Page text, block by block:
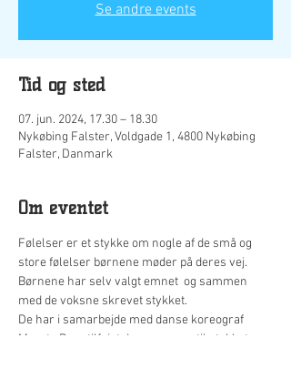
Se andre events
Tid og sted
07. jun. 2024, 17.30 – 18.30
Nykøbing Falster, Voldgade 1, 4800 Nykøbing
Falster, Danmark
Om eventet
Følelser er et stykke om nogle af de små og
store følelser børnene møder på deres vej.
Børnene har selv valgt emnet  og sammen
med de voksne skrevet stykket.
De har i samarbejde med danse koreograf
Merete Dam tilføjet dansescener til stykket.